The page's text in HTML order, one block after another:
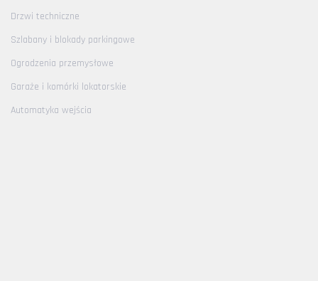
Drzwi techniczne
Szlabany i blokady parkingowe
Ogrodzenia przemysłowe
Garaże i komórki lokatorskie
Automatyka wejścia